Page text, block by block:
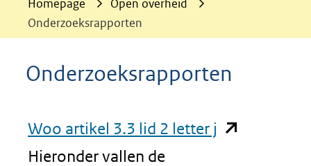
Homepage
Open overheid
Onderzoeksrapporten
Onderzoeksrapporten
Woo artikel 3.3 lid 2 letter j (opent
Hieronder vallen de